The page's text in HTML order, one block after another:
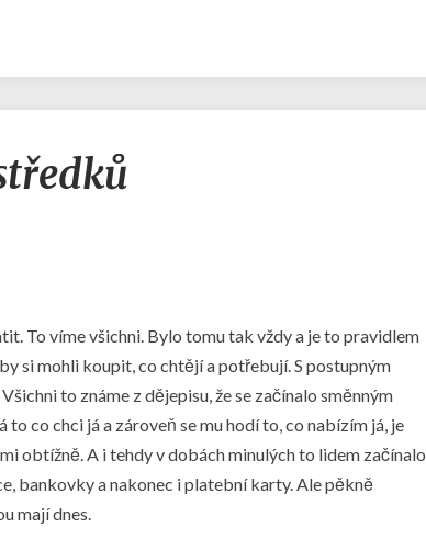
platebních
prostředků
To víme všichni. Bylo tomu tak vždy a je to pravidlem
si mohli koupit, co chtějí a potřebují. S postupným
to známe z dějepisu, že se začínalo směnným
co chci já a zároveň se mu hodí to, co nabízím já, je
obtížně. A i tehdy v dobách minulých to lidem začínalo
bankovky a nakonec i platební karty. Ale pěkně
mají dnes.